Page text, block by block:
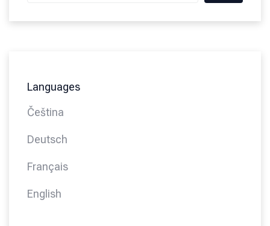
Languages
Čeština
Deutsch
Français
English